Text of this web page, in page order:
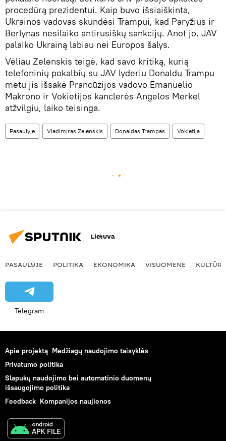
procedūrą prezidentui. Kaip buvo išsiaiškinta,
Ukrainos vadovas skundėsi Trampui, kad Paryžius ir
Berlynas nesilaiko antirusiškų sankcijų. Anot jo, JAV
palaiko Ukrainą labiau nei Europos šalys.
Vėliau Zelenskis teigė, kad savo kritiką, kurią
telefoninių pokalbių su JAV lyderiu Donaldu Trampu
metu jis išsakė Prancūzijos vadovo Emanuelio
Makrono ir Vokietijos kanclerės Angelos Merkel
atžvilgiu, laiko teisinga.
Pasaulyje Vladimiras Zelenskis Donaldas Trampas Vokietija
Lietuva
PASAULYJE POLITIKA EKONOMIKA VISUOMENĖ KULTŪRA
Telegram
Apie projektą Medžiagų naudojimo taisyklės
Privatumo politika
Slapukų naudojimo bei automatinio duomenų
išsaugojimo politika
Feedback Kompanijos naujienos